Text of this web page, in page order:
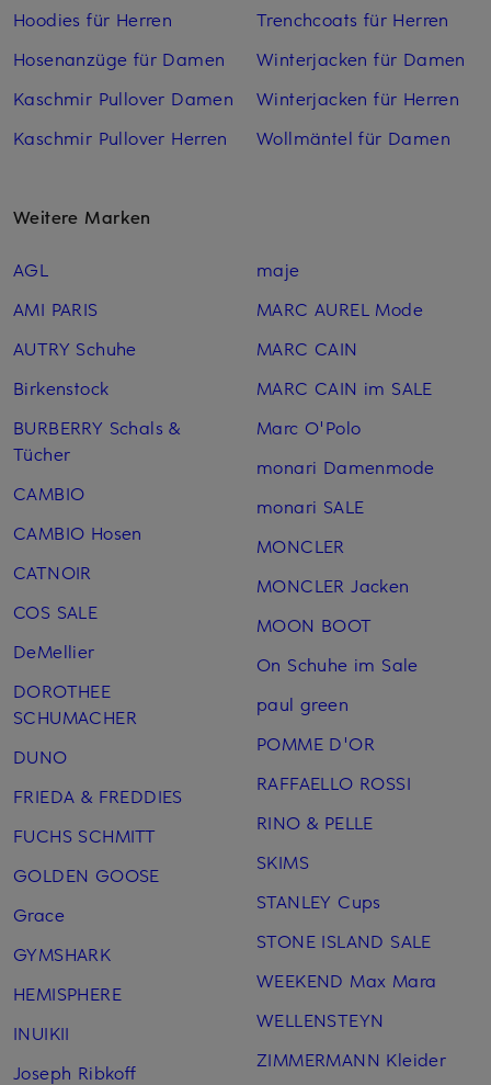
Hoodies für Herren
Hosenanzüge für Damen
Kaschmir Pullover Damen
Kaschmir Pullover Herren
Trenchcoats für Herren
Winterjacken für Damen
Winterjacken für Herren
Wollmäntel für Damen
Weitere Marken
AGL
AMI PARIS
AUTRY Schuhe
Birkenstock
BURBERRY Schals &
Tücher
CAMBIO
CAMBIO Hosen
CATNOIR
COS SALE
DeMellier
DOROTHEE
SCHUMACHER
DUNO
FRIEDA & FREDDIES
FUCHS SCHMITT
GOLDEN GOOSE
Grace
GYMSHARK
HEMISPHERE
INUIKII
Joseph Ribkoff
maje
MARC AUREL Mode
MARC CAIN
MARC CAIN im SALE
Marc O'Polo
monari Damenmode
monari SALE
MONCLER
MONCLER Jacken
MOON BOOT
On Schuhe im Sale
paul green
POMME D'OR
RAFFAELLO ROSSI
RINO & PELLE
SKIMS
STANLEY Cups
STONE ISLAND SALE
WEEKEND Max Mara
WELLENSTEYN
ZIMMERMANN Kleider